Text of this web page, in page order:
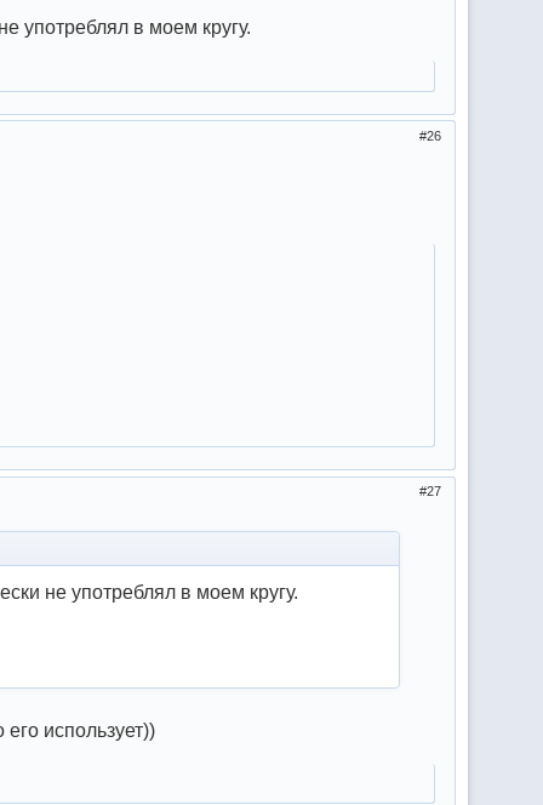
употреблял в моем кругу.
26
27
не употреблял в моем кругу.
использует))